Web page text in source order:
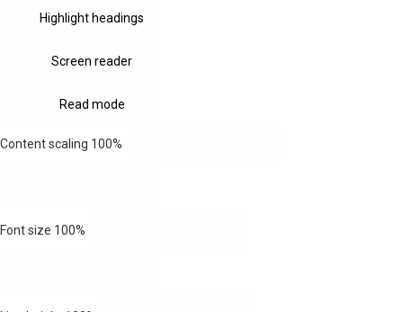
Highlight headings
Screen reader
Read mode
Content scaling 100%
Font size 100%